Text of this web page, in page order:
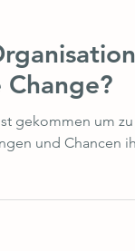
und
Workplace
gekommen um
und Chancen